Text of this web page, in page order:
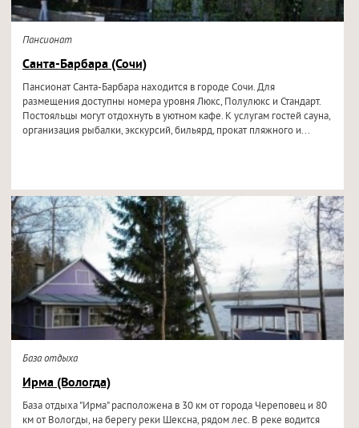
Пансионат
Санта-Барбара (Сочи)
Пансионат Санта-Барбара находится в городе Сочи. Для
размещения доступны номера уровня Люкс, Полулюкс и Стандарт.
Постояльцы могут отдохнуть в уютном кафе. К услугам гостей сауна,
организация рыбалки, экскурсий, бильярд, прокат пляжного и...
База отдыха
Ирма (Вологда)
База отдыха "Ирма" расположена в 30 км от города Череповец и 80
км от Вологды, на берегу реки Шексна, рядом лес. В реке водится